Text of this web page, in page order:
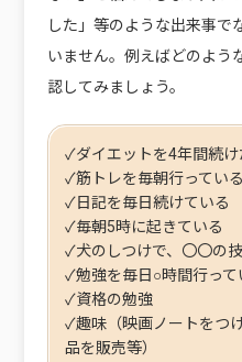
した」等のような出来事で
いません。例えばどのよう
認してみましょう。
✓ダイエットを4年間続け
✓筋トレを毎朝行っている
✓日記を毎日続けている
✓毎朝5時に起きている
✓犬のしつけで、〇〇の
✓勉強を毎日○時間行って
✓資格の勉強
✓趣味（映画ノートをつ
品を販売等）